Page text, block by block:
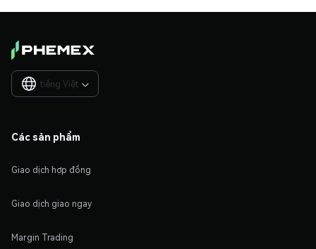
tiếng Việt 
Các sản phẩm
Giao dịch hợp đồng
Giao dịch giao ngay
Margin Trading